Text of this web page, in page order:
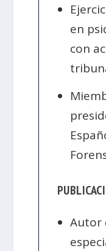
en
con
Autor